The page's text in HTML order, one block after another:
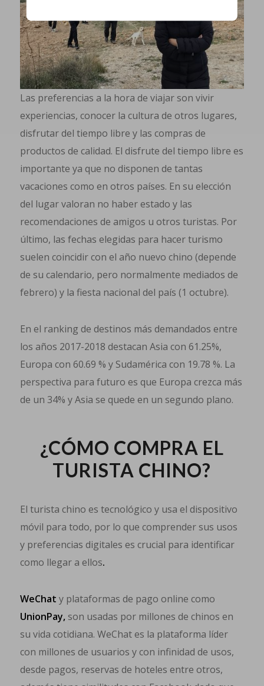
Las preferencias a la hora de viajar son vivir
experiencias, conocer la cultura de otros lugares,
disfrutar del tiempo libre y las compras de
productos de calidad. El disfrute del tiempo libre es
importante ya que no disponen de tantas
vacaciones como en otros países. En su elección
del lugar valoran no haber estado y las
recomendaciones de amigos u otros turistas. Por
último, las fechas elegidas para hacer turismo
suelen coincidir con el año nuevo chino (depende
de su calendario, pero normalmente mediados de
febrero) y la fiesta nacional del país (1 octubre).
En el ranking de destinos más demandados entre
los años 2017-2018 destacan Asia con 61.25%,
Europa con 60.69 % y Sudamérica con 19.78 %. La
perspectiva para futuro es que Europa crezca más
de un 34% y Asia se quede en un segundo plano.
¿CÓMO COMPRA EL
TURISTA CHINO?
El turista chino es tecnológico y usa el dispositivo
móvil para todo, por lo que comprender sus usos
y preferencias digitales es crucial para identificar
como llegar a ellos.
WeChat y plataformas de pago online como
UnionPay, son usadas por millones de chinos en
su vida cotidiana. WeChat es la plataforma líder
con millones de usuarios y con infinidad de usos,
desde pagos, reservas de hoteles entre otros,